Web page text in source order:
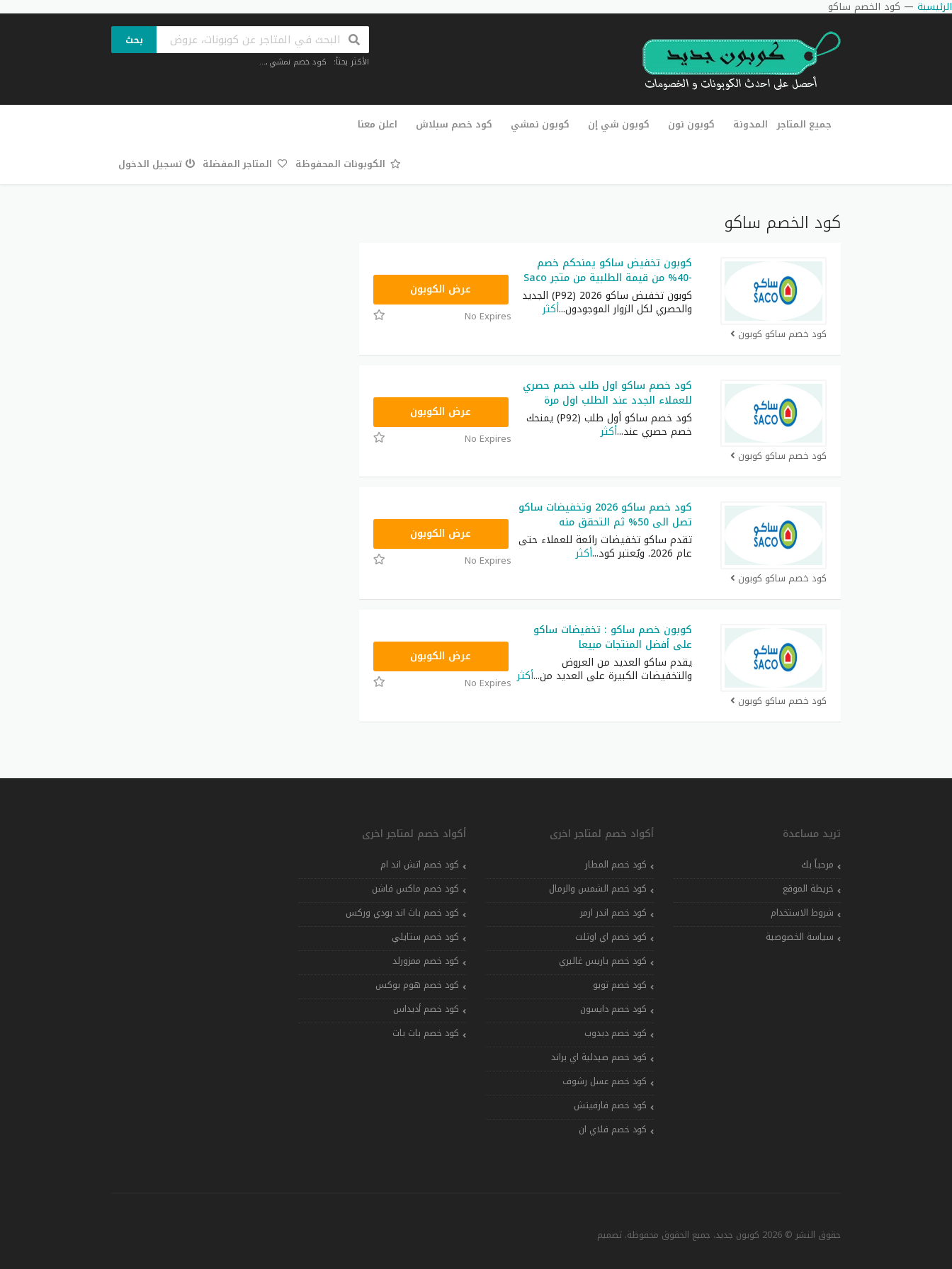
الرئيسية — كود الخصم ساكو
بحث
الأكثر بحثاً: كود خصم نمشي,...
تخطي
جميع المتاجر المدونة كوبون نون كوبون شي إن كوبون نمشي كود خصم سبلاش اعلن معنا
الكوبونات المحفوظة المتاجر المفضلة تسجيل الدخول
كود الخصم ساكو
كود خصم ساكو كوبون
كوبون تخفيض ساكو يمنحكم خصم
-40% من قيمة الطلبية من متجر Saco
كوبون تخفيض ساكو 2026 (P92) الجديد
والحصري لكل الزوار الموجودون...أكثر
عرض الكوبون
No Expires
كود خصم ساكو كوبون
كود خصم ساكو اول طلب خصم حصري
للعملاء الجدد عند الطلب اول مرة
كود خصم ساكو أول طلب (P92) يمنحك
خصم حصري عند...أكثر
عرض الكوبون
No Expires
كود خصم ساكو كوبون
كود خصم ساكو 2026 وتخفيضات ساكو
تصل الى 50% ثم التحقق منه
تقدم ساكو تخفيضات رائعة للعملاء حتى
عام 2026. ويُعتبر كود ...أكثر
عرض الكوبون
No Expires
كود خصم ساكو كوبون
كوبون خصم ساكو : تخفيضات ساكو
على أفضل المنتجات مبيعا
يقدم ساكو العديد من العروض
والتخفيضات الكبيرة على العديد من...أكثر
عرض الكوبون
No Expires
تريد مساعدة
مرحباً بك
خريطة الموقع
شروط الاستخدام
سياسة الخصوصية
أكواد خصم لمتاجر اخرى
كود خصم المطار
كود خصم الشمس والرمال
كود خصم اندر ارمر
كود خصم اي اوتلت
كود خصم باريس غاليري
كود خصم تويو
كود خصم دايسون
كود خصم دبدوب
كود خصم صيدلية اي براند
كود خصم عسل رشوف
كود خصم فارفيتش
كود خصم فلاي ان
أكواد خصم لمتاجر اخرى
كود خصم اتش اند ام
كود خصم ماكس فاشن
كود خصم باث اند بودي وركس
كود خصم ستايلي
كود خصم ممزورلد
كود خصم هوم بوكس
كود خصم أديداس
كود خصم بات بات
حقوق النشر © 2026 كوبون جديد. جميع الحقوق محفوظة. تصميم